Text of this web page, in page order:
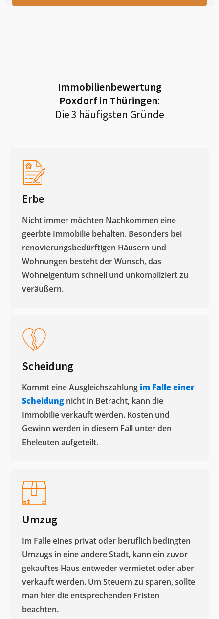
Immobilienbewertung
Poxdorf in Thüringen:
Die 3 häufigsten Gründe
Erbe
Nicht immer möchten Nachkommen eine
geerbte Immobilie behalten. Besonders bei
renovierungsbedürftigen Häusern und
Wohnungen besteht der Wunsch, das
Wohneigentum schnell und unkompliziert zu
veräußern. ​
Scheidung
Kommt eine Ausgleichszahlung im Falle einer
Scheidung nicht in Betracht, kann die
Immobilie verkauft werden. Kosten und
Gewinn werden in diesem Fall unter den
Eheleuten aufgeteilt.​
Umzug
Im Falle eines privat oder beruflich bedingten
Umzugs in eine andere Stadt, kann ein zuvor
gekauftes Haus entweder vermietet oder aber
verkauft werden. Um Steuern zu sparen, sollte
man hier die entsprechenden Fristen
beachten.